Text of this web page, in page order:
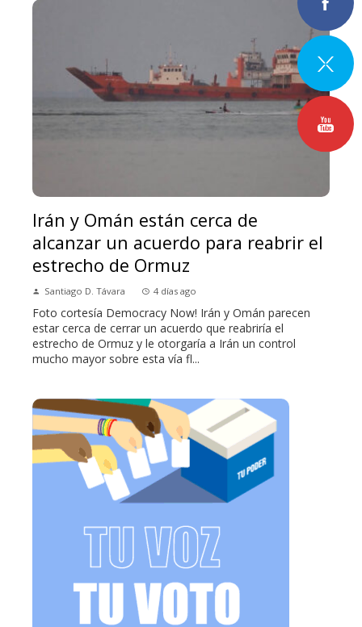
Irán y Omán están cerca de
alcanzar un acuerdo para reabrir el
estrecho de Ormuz
Santiago D. Távara 4 días ago
Foto cortesía Democracy Now! Irán y Omán parecen
estar cerca de cerrar un acuerdo que reabriría el
estrecho de Ormuz y le otorgaría a Irán un control
mucho mayor sobre esta vía fl...